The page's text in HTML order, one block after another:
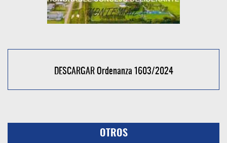
DESCARGAR Ordenanza 1603/2024
OTROS